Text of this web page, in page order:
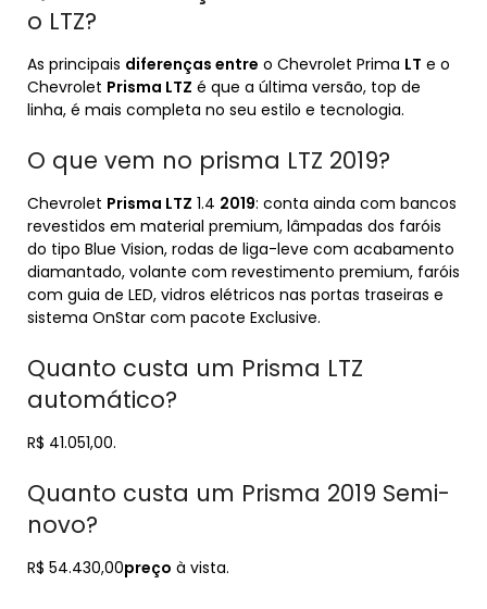
o LTZ?
As principais diferenças entre o Chevrolet Prima LT e o
Chevrolet Prisma LTZ é que a última versão, top de
linha, é mais completa no seu estilo e tecnologia.
O que vem no prisma LTZ 2019?
Chevrolet Prisma LTZ 1.4 2019: conta ainda com bancos
revestidos em material premium, lâmpadas dos faróis
do tipo Blue Vision, rodas de liga-leve com acabamento
diamantado, volante com revestimento premium, faróis
com guia de LED, vidros elétricos nas portas traseiras e
sistema OnStar com pacote Exclusive.
Quanto custa um Prisma LTZ
automático?
R$ 41.051,00.
Quanto custa um Prisma 2019 Semi-
novo?
R$ 54.430,00preço à vista.